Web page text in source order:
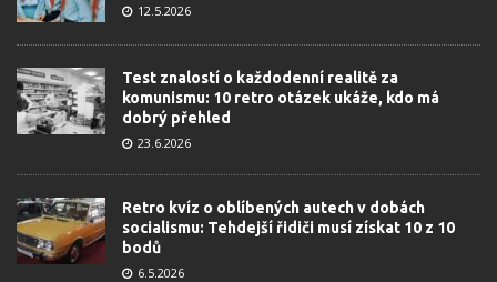
12.5.2026
Test znalostí o každodenní realitě za
komunismu: 10 retro otázek ukáže, kdo má
dobrý přehled
23.6.2026
Retro kvíz o oblíbených autech v dobách
socialismu: Tehdejší řidiči musí získat 10 z 10
bodů
6.5.2026